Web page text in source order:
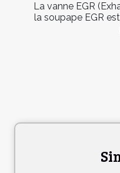
La vanne EGR
la soupape EGR